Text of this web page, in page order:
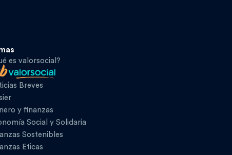
es valorsocial?
Breves
y finanzas
Social y Solidaria
Sostenibles
Eticas